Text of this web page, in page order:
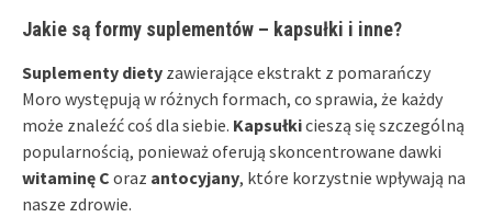
Jakie są formy suplementów – kapsułki i inne?
Suplementy diety zawierające ekstrakt z pomarańczy
Moro występują w różnych formach, co sprawia, że każdy
może znaleźć coś dla siebie. Kapsułkicieszą się szczególną
popularnością, ponieważ oferują skoncentrowane dawki
witaminę C oraz antocyjany, które korzystnie wpływają na
nasze zdrowie.